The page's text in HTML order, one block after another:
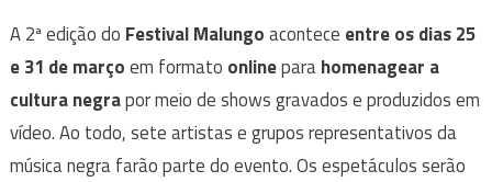
A 2ª edição do Festival Malungoacontece entre os dias 25
e 31 de marçoem formato onlineparahomenagear a
cultura negrapor meio de shows gravados e produzidos em
vídeo. Ao todo, sete artistas e grupos representativos da
música negra farão parte do evento. Os espetáculos serão